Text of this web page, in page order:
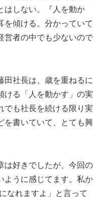
はしない。『人を動か
を傾ける。分かっていて
営者の中でも少ないので
田社長は、歳を重ねるに
ける「人を動かす」の実
でも社長を続ける限り実
を書いていて、とても興
は好きでしたが、今回の
ように感じてます。私か
なれますよ」と言って